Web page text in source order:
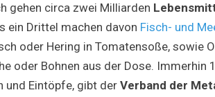
gehen circa zwei Milliarden
ein Drittel machen davon Fisch- und
oder Hering in Tomatensoße, sowie
oder Bohnen aus der Dose.
und Eintöpfe, gibt der Verband der